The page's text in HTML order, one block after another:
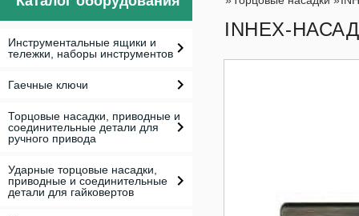
Инструментальные ящики и
тележки, наборы инструментов
Гаечные ключи
Торцовые насадки, приводные и
соединительные детали для
ручного привода
Ударные торцовые насадки,
приводные и соединительные
детали для гайковертов
INHEX-